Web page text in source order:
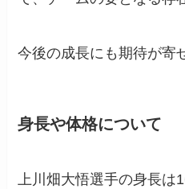
今後の成長にも期待が寄
身長や体格について
上川畑大悟選手の身長は